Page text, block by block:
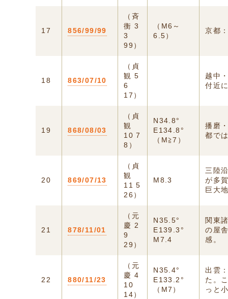
17 856/99/99
（斉
衡 3
3
99）
（M6～
6.5）
京都
18 863/07/10
（貞
観 5
6
17）
越中
付近
19 868/08/03
（貞
観
10 7
8）
N34.8°
E134.8°
（M≧7）
播磨
都で
20 869/07/13
（貞
観
11 5
26）
M8.3
三陸
が多
巨大
21 878/11/01
（元
慶 2
9
29）
N35.5°
E139.3°
M7.4
関東
の屋
感。
22 880/11/23
（元
慶 4
10
14）
N35.4°
E133.2°
（M7）
出雲
た。
っと